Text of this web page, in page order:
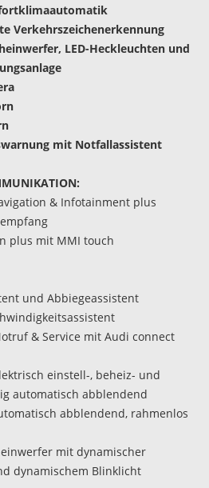
Verkehrszeichenerkennung
LED-Heckleuchten und
mit Notfallassistent
& Infotainment plus
plus mit MMI touch
und Abbiegeassistent
& Service mit Audi connect
einstell-, beheiz- und
automatisch abblendend
abblendend, rahmenlos
mit dynamischer
dynamischem Blinklicht